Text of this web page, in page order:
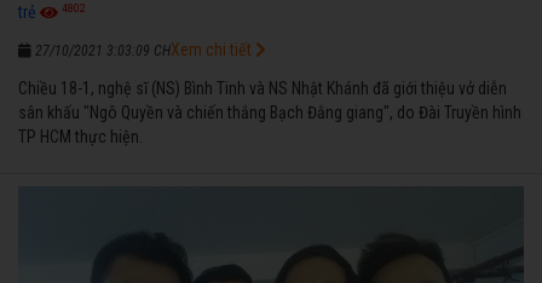
trẻ
4802
27/10/2021 3:03:09 CH
Chiều 18-1, nghệ sĩ (NS) Bình Tinh và NS Nhật Khánh đã giới thiệu vở diễn
sân khấu "Ngô Quyền và chiến thắng Bạch Đằng giang", do Đài Truyền hình
TP HCM thực hiện.
Xem chi tiết